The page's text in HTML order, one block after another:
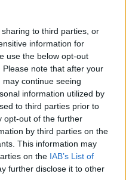
to third parties, or
information for
use the below opt-out
note that after your
continue seeing
information utilized by
to third parties prior to
opt-out of the further
by third parties on the
This information may
on the IAB’s List of
further disclose it to other
történik.
az elmúlt
izraeli, osztrák, dél-
észt, svájci,
és spanyol
eredeti
vetítenek.
Jó a szamár is( Antoinette
vígjáték, aLove Machine